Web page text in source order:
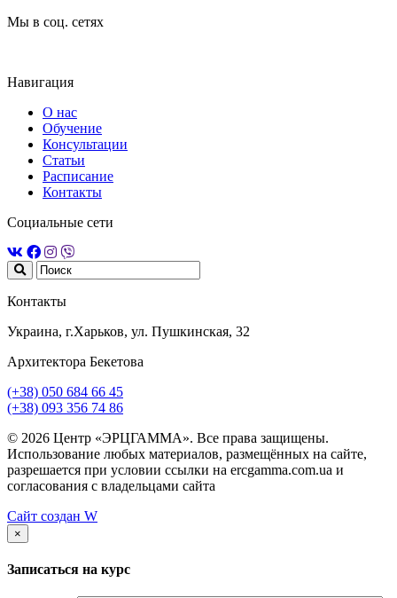
Мы в соц. сетях
Навигация
О нас
Обучение
Консультации
Статьи
Расписание
Контакты
Социальные сети
Контакты
Украина, г.Харьков, ул. Пушкинская, 32
Архитектора Бекетова
(+38) 050 684 66 45
(+38) 093 356 74 86
© 2026 Центр «ЭРЦГАММА». Все права защищены.
Использование любых материалов, размещённых на сайте,
разрешается при условии ссылки на ercgamma.com.ua и
согласования с владельцами сайта
Сайт создан W
×
Записаться на курс